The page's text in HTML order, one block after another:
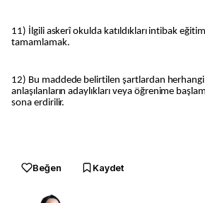
11) İlgili askerî okulda katıldıkları intibak
tamamlamak.
12) Bu maddede belirtilen şartlardan herhangi
anlaşılanların adaylıkları veya öğrenime
sona erdirilir.
Beğen Kaydet